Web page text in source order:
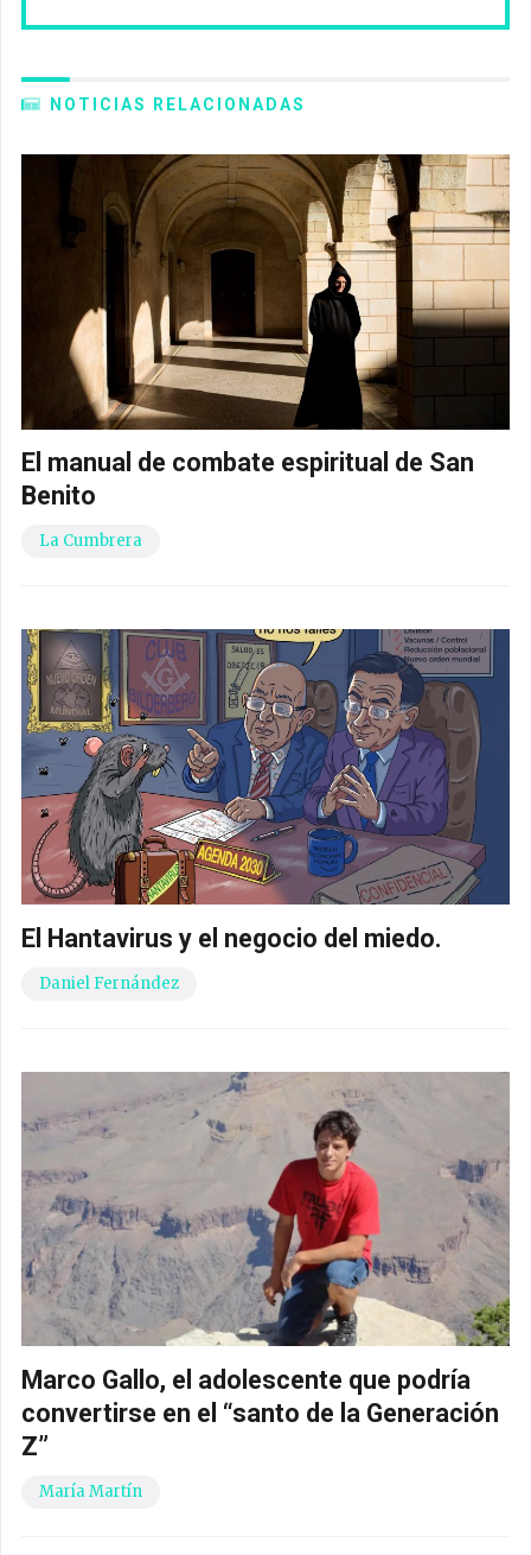
NOTICIAS RELACIONADAS
El manual de combate espiritual de San
Benito
La Cumbrera
El Hantavirus y el negocio del miedo.
Daniel Fernández
Marco Gallo, el adolescente que podría
convertirse en el “santo de la Generación
Z”
María Martín